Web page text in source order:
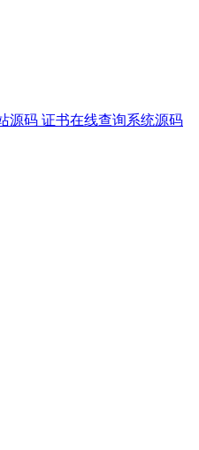
源码 证书在线查询系统源码